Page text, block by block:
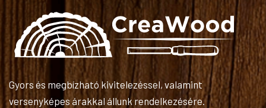
Gyors és megbízható kivitelezéssel, valamint
versenyképes árakkal állunk rendelkezésére.